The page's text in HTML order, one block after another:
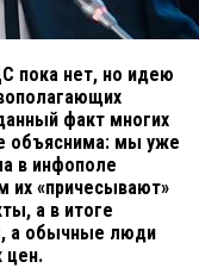
пока нет, но идею
факт многих
объяснима: мы уже
в инфополе
их «причесывают»
а в итоге
а обычные люди
цен.